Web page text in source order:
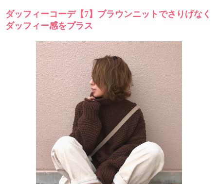
ダッフィーコーデ【7】ブラウンニットでさりげなく
ダッフィー感をプラス